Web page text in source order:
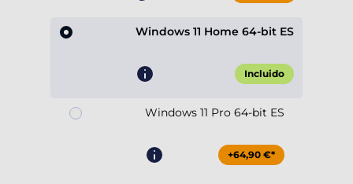
Windows 11 Home 64-bit ES
Incluido
Windows 11 Pro 64-bit ES
+64,90 €*